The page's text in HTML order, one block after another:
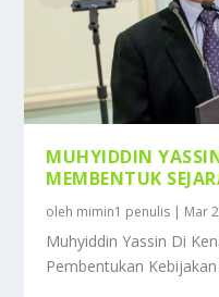
MUHYIDDIN
MEMBENTUK
oleh mimin1 penulis | Mar
Muhyiddin Yassin Di
Pembentukan